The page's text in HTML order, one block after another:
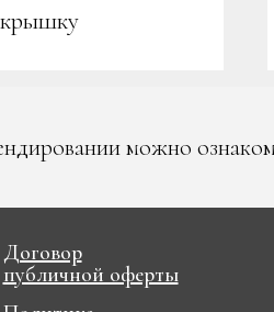
можно
Договор
публичной оферты